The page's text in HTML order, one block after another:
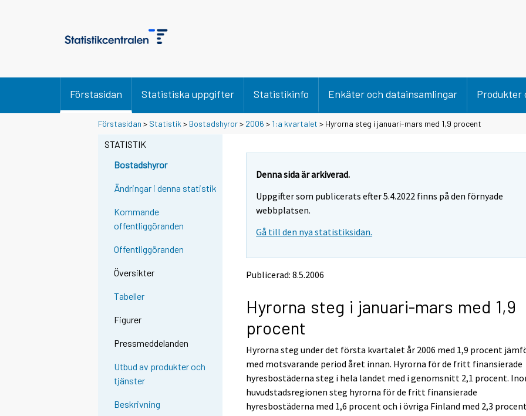
Förstasidan Statistiska uppgifter Statistikinfo Enkäter och datainsamlingar Produkter
Förstasidan > Statistik > Bostadshyror> 2006 > 1:a kvartalet > Hyrorna steg i januari-mars med 1,9 procent
STATISTIK
Bostadshyror
Ändringar i denna statistik
Kommande
offentliggöranden
Offentliggöranden
Översikter
Tabeller
Figurer
Pressmeddelanden
Utbud av produkter och
tjänster
Beskrivning
Denna sida är arkiverad.
Uppgifter som publicerats efter 5.4.2022 finns på den förnyade
webbplatsen.
Gå till den nya statistiksidan.
Publicerad: 8.5.2006
Hyrorna steg i januari-mars med 1,9
procent
Hyrorna steg under det första kvartalet år 2006 med 1,9 procent
med motsvarande period året innan. Hyrorna för de fritt finansierade
hyresbostäderna steg i hela landet med i genomsnitt 2,1 procent.
huvudstadsregionen steg hyrorna för de fritt finansierade
hyresbostäderna med 1,6 procent och i övriga Finland med 2,3
S
i
S
i